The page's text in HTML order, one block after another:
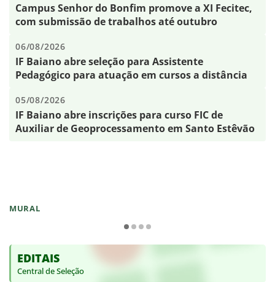
MURAL
EDITAIS
Central de Seleção
Campus Senhor do Bonfim promove a XI Fecitec,
com submissão de trabalhos até outubro
06/08/2026
IF Baiano abre seleção para Assistente
Pedagógico para atuação em cursos a distância
05/08/2026
IF Baiano abre inscrições para curso FIC de
Auxiliar de Geoprocessamento em Santo Estêvão